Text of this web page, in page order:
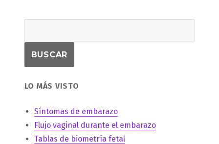
LO MÁS VISTO
Síntomas de embarazo
Flujo vaginal durante el embarazo
Tablas de biometría fetal